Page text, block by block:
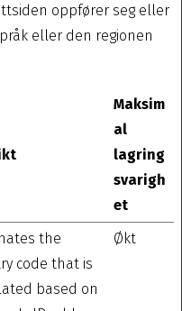
oppfører seg eller
eller den regionen
Maksim
al
lagring
svarigh
et
the
code that is
based on
Økt